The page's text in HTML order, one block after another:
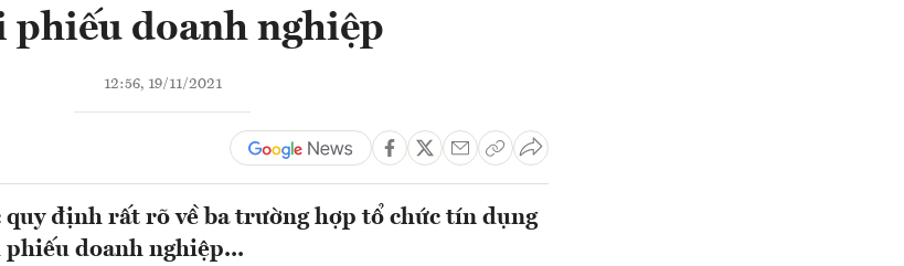
phiếu doanh nghiệp
12:56, 19/11/2021
quy định rất rõ về ba trường hợp tổ chức tín dụng
doanh nghiệp...